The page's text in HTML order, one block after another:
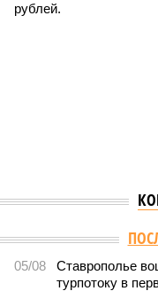
рублей.
05/08
Ставрополье
турпотоку в